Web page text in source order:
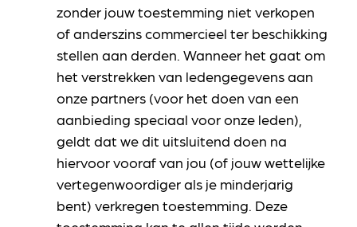
zonder jouw toestemming niet verkopen
of anderszins commercieel ter beschikking
stellen aan derden. Wanneer het gaat om
het verstrekken van ledengegevens aan
onze partners (voor het doen van een
aanbieding speciaal voor onze leden),
geldt dat we dit uitsluitend doen na
hiervoor vooraf van jou (of jouw wettelijke
vertegenwoordiger als je minderjarig
bent) verkregen toestemming. Deze